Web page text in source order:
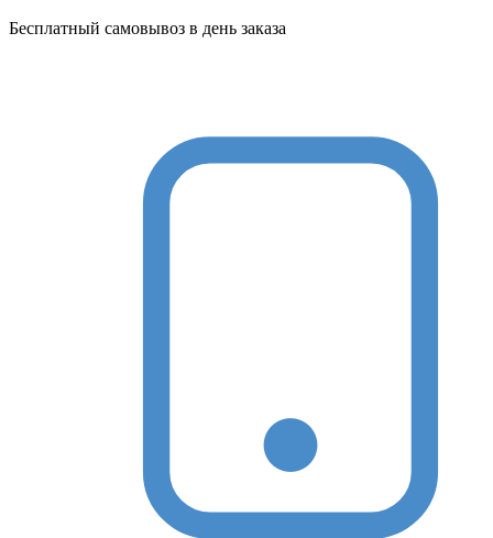
Бесплатный самовывоз в день заказа